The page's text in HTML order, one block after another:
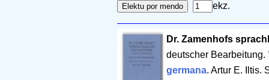
ekz.
Dr. Zamenhofs
deutscher Bearbeitung.
germana. Artur E. Iltis.